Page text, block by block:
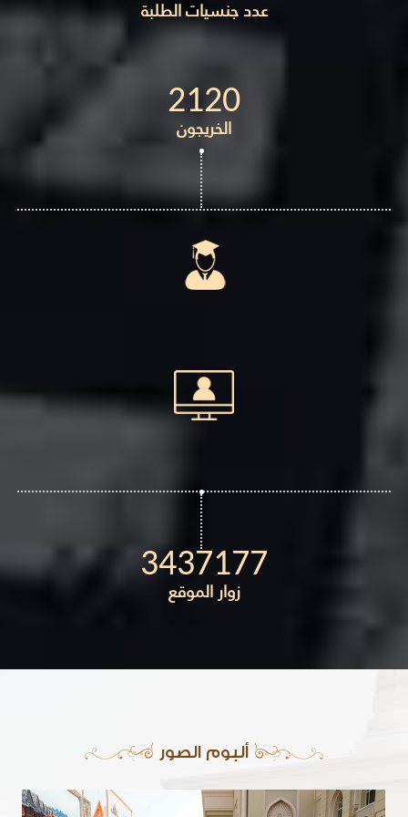
عدد جنسيات الطلبة
2120
الخريجون
3437177
زوار الموقع
ألبوم الصور